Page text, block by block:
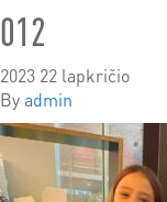
012
2023 22 lapkričio
Byadmin